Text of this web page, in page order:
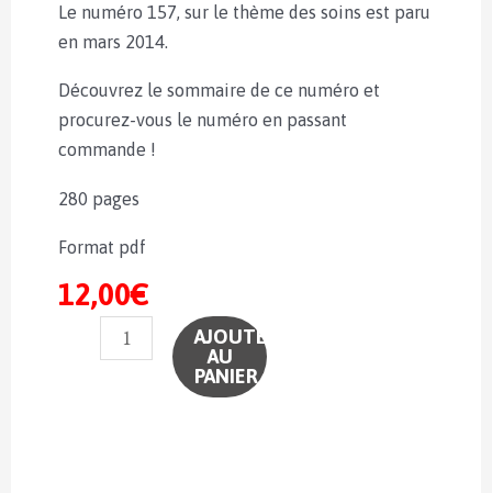
Le numéro 157, sur le thème des soins est paru
en mars 2014.
Découvrez le sommaire de ce numéro et
procurez-vous le numéro en passant
commande !
280 pages
Format pdf
12,00€
quantité
AJOUTER
AU
PANIER